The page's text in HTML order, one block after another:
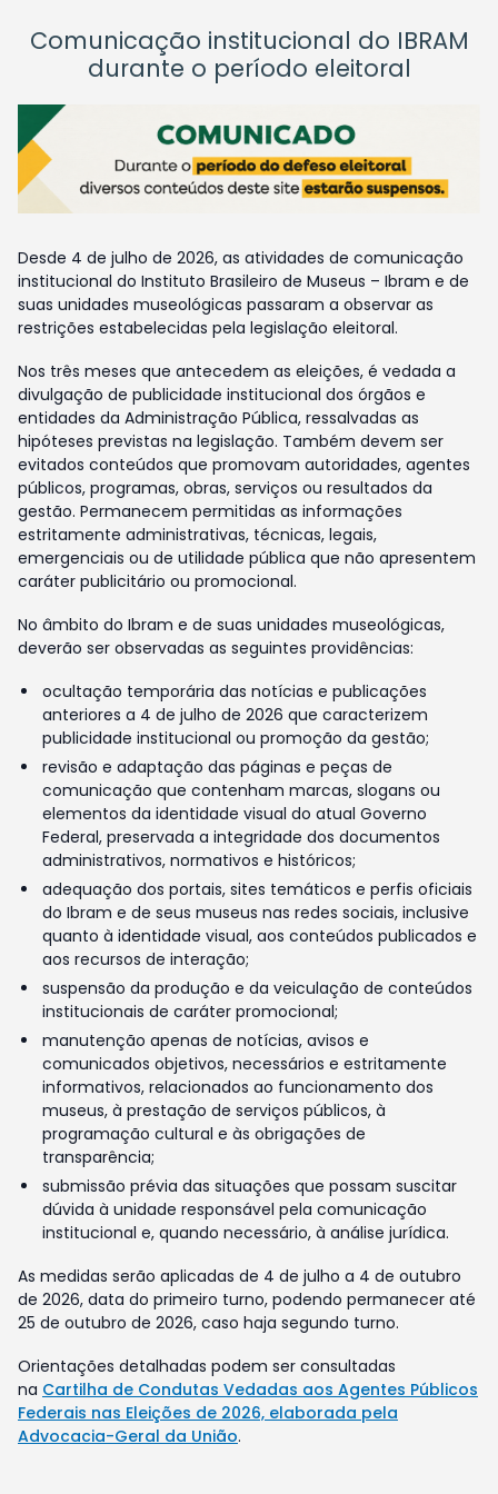
Comunicação institucional do IBRAM
durante o período eleitoral
Desde 4 de julho de 2026, as atividades de comunicação
institucional do Instituto Brasileiro de Museus – Ibram e de
suas unidades museológicas passaram a observar as
restrições estabelecidas pela legislação eleitoral.
Nos três meses que antecedem as eleições, é vedada a
divulgação de publicidade institucional dos órgãos e
entidades da Administração Pública, ressalvadas as
hipóteses previstas na legislação. Também devem ser
evitados conteúdos que promovam autoridades, agentes
públicos, programas, obras, serviços ou resultados da
gestão. Permanecem permitidas as informações
estritamente administrativas, técnicas, legais,
emergenciais ou de utilidade pública que não apresentem
caráter publicitário ou promocional.
No âmbito do Ibram e de suas unidades museológicas,
deverão ser observadas as seguintes providências:
ocultação temporária das notícias e publicações
anteriores a 4 de julho de 2026 que caracterizem
publicidade institucional ou promoção da gestão;
revisão e adaptação das páginas e peças de
comunicação que contenham marcas, slogans ou
elementos da identidade visual do atual Governo
Federal, preservada a integridade dos documentos
administrativos, normativos e históricos;
adequação dos portais, sites temáticos e perfis oficiais
do Ibram e de seus museus nas redes sociais, inclusive
quanto à identidade visual, aos conteúdos publicados e
aos recursos de interação;
suspensão da produção e da veiculação de conteúdos
institucionais de caráter promocional;
manutenção apenas de notícias, avisos e
comunicados objetivos, necessários e estritamente
informativos, relacionados ao funcionamento dos
museus, à prestação de serviços públicos, à
programação cultural e às obrigações de
transparência;
submissão prévia das situações que possam suscitar
dúvida à unidade responsável pela comunicação
institucional e, quando necessário, à análise jurídica.
As medidas serão aplicadas de 4 de julho a 4 de outubro
de 2026, data do primeiro turno, podendo permanecer até
25 de outubro de 2026, caso haja segundo turno.
Orientações detalhadas podem ser consultadas
na Cartilha de Condutas Vedadas aos Agentes Públicos
Federais nas Eleições de 2026, elaborada pela
Advocacia-Geral da União.